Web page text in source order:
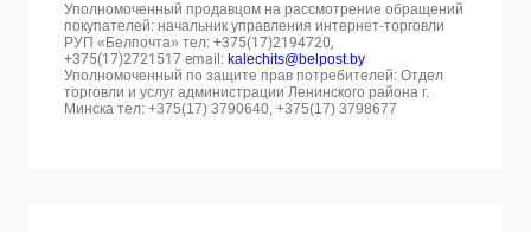
Уполномоченный продавцом на рассмотрение обращений
покупателей: начальник управления интернет-торговли
РУП «Белпочта» тел: +375(17)2194720,
+375(17)2721517 email: kalechits@belpost.by
Уполномоченный по защите прав потребителей: Отдел
торговли и услуг администрации Ленинского района г.
Минска тел: +375(17) 3790640, +375(17) 3798677